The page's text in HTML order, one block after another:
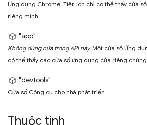
Ứng dụng Chrome. Tiện ích chỉ có thể thấy cửa
riêng mình.
"app"
Không dùng nữa trong API này. Một cửa sổ Ứng
có thể thấy các cửa sổ ứng dụng của riêng chúng.
"devtools"
Cửa sổ Công cụ cho nhà phát triển.
Thuộc tính